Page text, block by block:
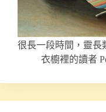
很長一段時間，靈
衣櫥裡的讀者